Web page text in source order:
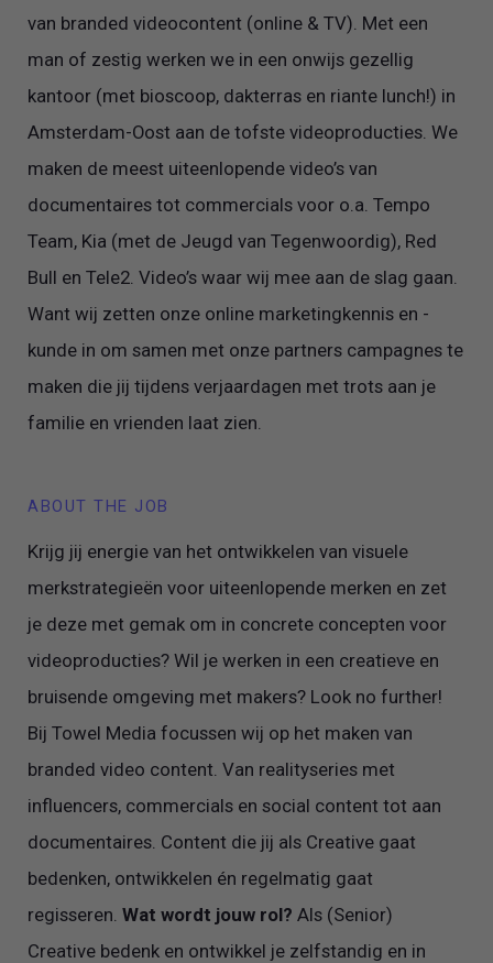
van branded videocontent (online & TV). Met een
man of zestig werken we in een onwijs gezellig
kantoor (met bioscoop, dakterras en riante lunch!) in
Amsterdam-Oost aan de tofste videoproducties. We
maken de meest uiteenlopende video’s van
documentaires tot commercials voor o.a. Tempo
Team, Kia (met de Jeugd van Tegenwoordig), Red
Bull en Tele2. Video’s waar wij mee aan de slag gaan.
Want wij zetten onze online marketingkennis en -
kunde in om samen met onze partners campagnes te
maken die jij tijdens verjaardagen met trots aan je
familie en vrienden laat zien.
ABOUT THE JOB
Krijg jij energie van het ontwikkelen van visuele
merkstrategieën voor uiteenlopende merken en zet
je deze met gemak om in concrete concepten voor
videoproducties? Wil je werken in een creatieve en
bruisende omgeving met makers? Look no further!
Bij Towel Media focussen wij op het maken van
branded video content. Van realityseries met
influencers, commercials en social content tot aan
documentaires. Content die jij als Creative gaat
bedenken, ontwikkelen én regelmatig gaat
regisseren.Wat wordt jouw rol? Als (Senior)
Creative bedenk en ontwikkel je zelfstandig en in